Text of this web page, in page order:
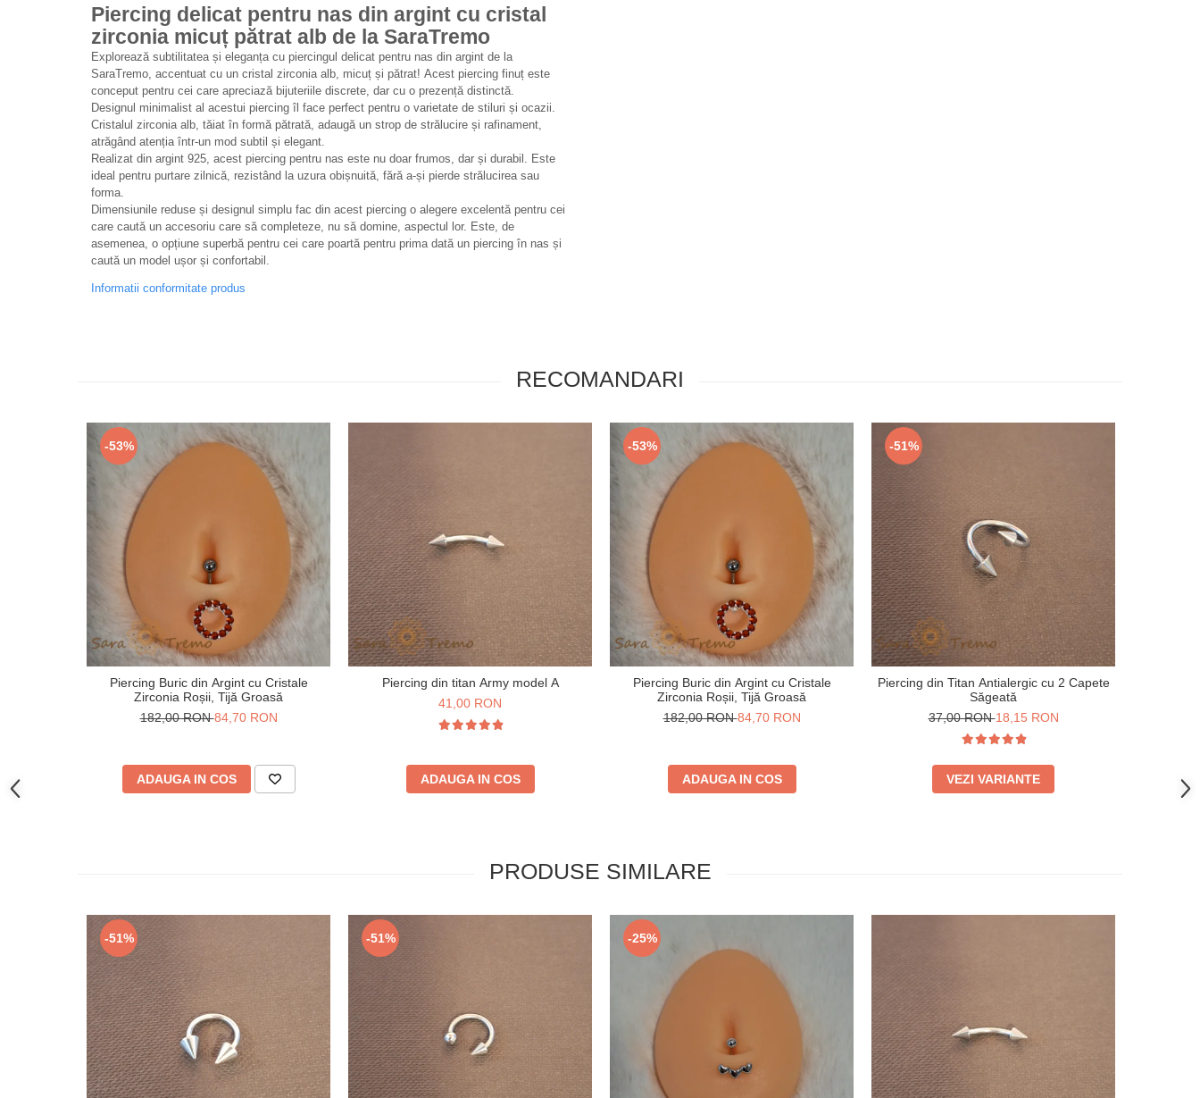
Piercing delicat pentru nas din argint cu cristal
zirconia micuț pătrat alb de la SaraTremo
Explorează subtilitatea și eleganța cu piercingul delicat pentru nas din argint de la
SaraTremo, accentuat cu un cristal zirconia alb, micuț și pătrat! Acest piercing finuț este
conceput pentru cei care apreciază bijuteriile discrete, dar cu o prezență distinctă.
Designul minimalist al acestui piercing îl face perfect pentru o varietate de stiluri și ocazii.
Cristalul zirconia alb, tăiat în formă pătrată, adaugă un strop de strălucire și rafinament,
atrăgând atenția într-un mod subtil și elegant.
Realizat din argint 925, acest piercing pentru nas este nu doar frumos, dar și durabil. Este
ideal pentru purtare zilnică, rezistând la uzura obișnuită, fără a-și pierde strălucirea sau
forma.
Dimensiunile reduse și designul simplu fac din acest piercing o alegere excelentă pentru cei
care caută un accesoriu care să completeze, nu să domine, aspectul lor. Este, de
asemenea, o opțiune superbă pentru cei care poartă pentru prima dată un piercing în nas și
caută un model ușor și confortabil.
Informatii conformitate produs
RECOMANDARI
-53%
Piercing Buric din Argint cu Cristale
Zirconia Roșii, Tijă Groasă
182,00 RON84,70 RON
ADAUGA IN COS
Piercing din titan Army model A
41,00 RON
ADAUGA IN COS
-53%
Piercing Buric din Argint cu Cristale
Zirconia Roșii, Tijă Groasă
182,00 RON84,70 RON
ADAUGA IN COS
-51%
Piercing din Titan Antialergic cu 2 Capete
Săgeată
37,00 RON18,15 RON
VEZI VARIANTE
PRODUSE SIMILARE
-51% -51% -25%